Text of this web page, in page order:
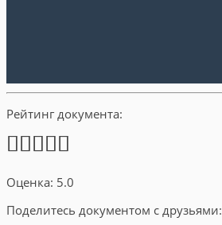
Рейтинг документа:
Оценка: 5.0
Поделитесь документом с друзьями: